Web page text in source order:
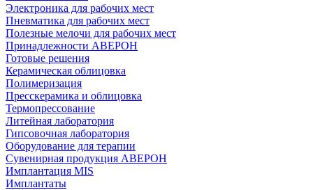
Электроника для рабочих мест
Пневматика для рабочих мест
Полезные мелочи для рабочих мест
Принадлежности АВЕРОН
Готовые решения
Керамическая облицовка
Полимеризация
Пресскерамика и облицовка
Термопрессование
Литейная лаборатория
Гипсовочная лаборатория
Оборудование для терапии
Сувенирная продукция АВЕРОН
Имплантация MIS
Имплантаты